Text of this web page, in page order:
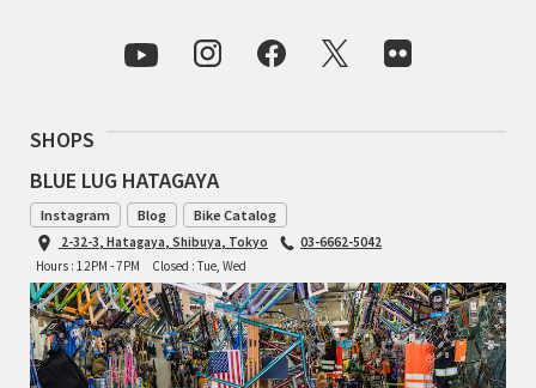
UNVER
SHOPS
BLUE LUG HATAGAYA
Instagram Blog Bike Catalog
2-32-3, Hatagaya, Shibuya, Tokyo
03-6662-5042
Hours : 12PM - 7PM
Closed : Tue, Wed